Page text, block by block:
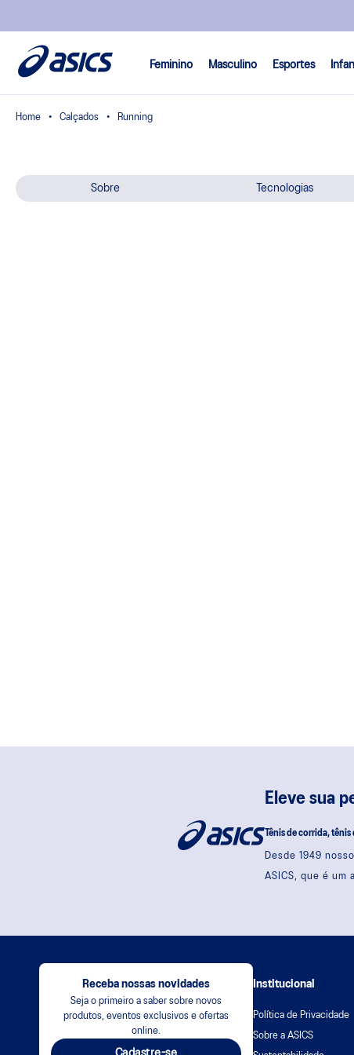
Feminino Masculino Esportes
Calçados Running
Sobre Tecnologias
Eleve sua
Tênis de corrida,
Desde 1949
ASICS, que é um
Receba nossas novidades
Seja o primeiro a saber sobre novos
produtos, eventos exclusivos e ofertas
online.
Institucional
Política de Privacidade
Sobre a ASICS